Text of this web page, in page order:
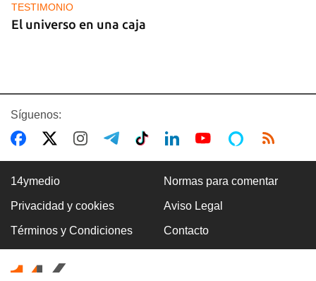
TESTIMONIO
El universo en una caja
BRASIL
El Movimiento Sin Tierra de Brasil dona siete
toneladas de medicamentos a Cuba
Síguenos:
14ymedio Normas para comentar
Privacidad y cookies Aviso Legal
Términos y Condiciones Contacto